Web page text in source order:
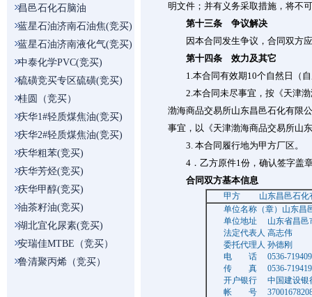
昌邑石化石脑油
蓝星石油济南石油焦(竞买)
蓝星石油济南液化气(竞买)
中泰化学PVC(竞买)
硫磺竞买专区硫磺(竞买)
桂圆（竞买）
庆华1#轻质煤焦油(竞买)
庆华2#轻质煤焦油(竞买)
庆华粗苯(竞买)
庆华芳烃(竞买)
庆华甲醇(竞买)
油茶籽油(竞买)
湖北宜化尿素(竞买)
安瑞佳MTBE（竞买）
鲁清聚丙烯（竞买）
明文件；并有义务采取措施，将不
第十三条 争议解决
因本合同发生争议，合同双方应
第十四条 效力及其它
1.本合同有效期10个自然日（自
2.本合同未尽事宜，按《天津渤
渤海商品交易所山东昌邑石化有限
事宜，以《天津渤海商品交易所山
3. 本合同履行地为甲方厂区。
4．乙方原件1份，确认签字盖章
合同双方基本信息
甲方 山东昌邑石化
单位名称（章）山东昌
单位地址 山东省昌邑
法定代表人 高志伟
委托代理人 孙德刚
电 话 0536-
传 真 0536-
开户银行 中国建设银
帐 号